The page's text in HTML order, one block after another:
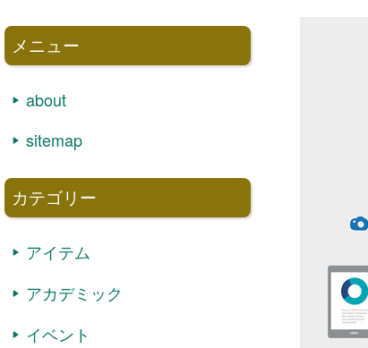
メニュー
about
sitemap
カテゴリー
アイテム
アカデミック
イベント